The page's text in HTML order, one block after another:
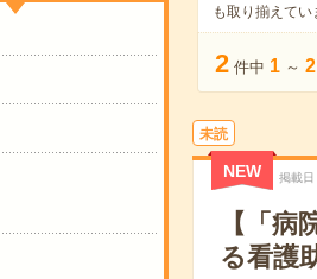
も取り揃えてい
2 件中 1 ～ 2
未読
NEW 掲載日
【「
る看護